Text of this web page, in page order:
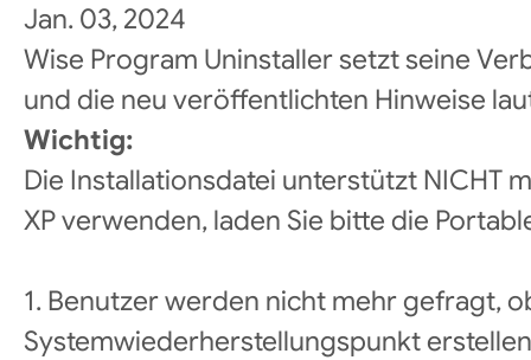
Jan. 03, 2024
Wise Program Uninstaller setzt seine
und die neu veröffentlichten Hinweise
Wichtig:
Die Installationsdatei unterstützt NICHT
XP verwenden, laden Sie bitte die
1. Benutzer werden nicht mehr gefragt,
Systemwiederherstellungspunkt